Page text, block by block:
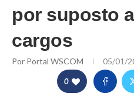
por suposto
cargos
Por Portal WSCOM 05/01/
0